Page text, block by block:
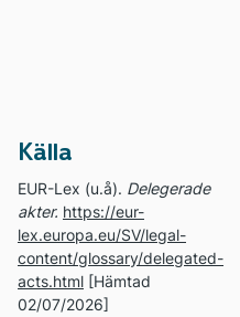
Källa
EUR-Lex (u.å). Delegerade
akter. https://eur-
lex.europa.eu/SV/legal-
content/glossary/delegated-
acts.html [Hämtad
02/07/2026]